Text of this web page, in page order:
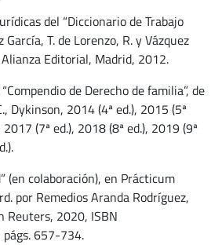
del “Diccionario de Trabajo
García, T. de Lorenzo, R. y Vázquez
Alianza Editorial, Madrid, 2012.
de Derecho de familia”, de
Dykinson, 2014 (4ª ed.), 2015 (5ª
(7ª ed.), 2018 (8ª ed.), 2019 (9ª
(en colaboración), en Prácticum
por Remedios Aranda Rodríguez,
Reuters, 2020, ISBN
657-734.